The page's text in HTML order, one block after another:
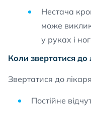
Нестача
може
у руках і
Коли звертатися до
Звертатися до
Постійне